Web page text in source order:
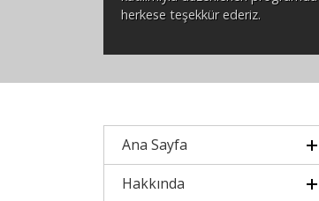
herkese teşekkür ederiz.
Ana Sayfa
Hakkında